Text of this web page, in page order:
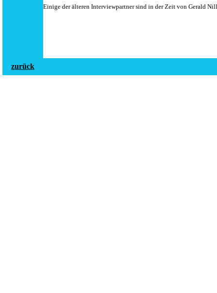
Einige der älteren Interviewpartner sind in der Zeit von Gerald
zurück